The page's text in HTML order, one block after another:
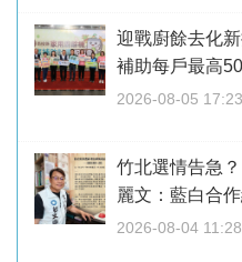
迎戰廚餘去化
補助每戶最高
2026-08-05 17:23
竹北選情告急
麗文：藍白合
2026-08-04 11:28